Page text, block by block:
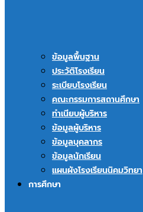
ข้อมูลพื้นฐาน
ประวัติโรงเรียน
ระเบียบโรงเรียน
คณะกรรมการสถานศึกษา
ทำเนียบผู้บริหาร
ข้อมูลผู้บริหาร
ข้อมูลบุคลากร
ข้อมูลนักเรียน
แผนผังโรงเรียนนิคมวิทยา
การศึกษา